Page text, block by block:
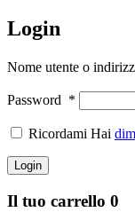
Login
Nome utente o
Password *
Ricordami Hai
Login
Il tuo carrello 0